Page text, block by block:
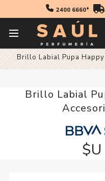
2400 6660*
Inicio
Brillo Labial Pupa
Brillo Labial